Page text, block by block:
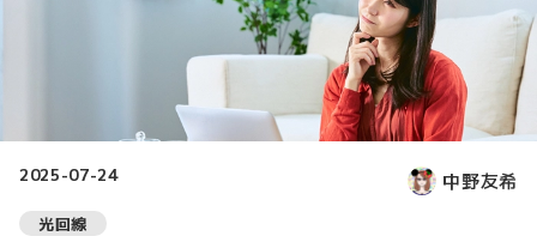
2025-07-24 中野友希
光回線